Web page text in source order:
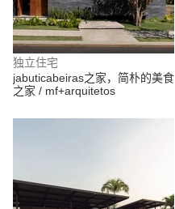
独立住宅
jabuticabeiras之家，简朴的美食
之家 / mf+arquitetos